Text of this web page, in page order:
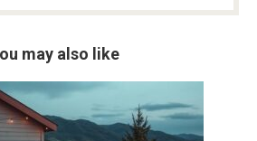
may also like